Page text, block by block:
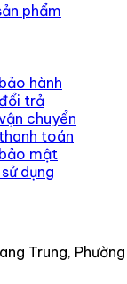
phẩm
hành
trả
chuyển
toán
mật
dụng
Trung, Phường